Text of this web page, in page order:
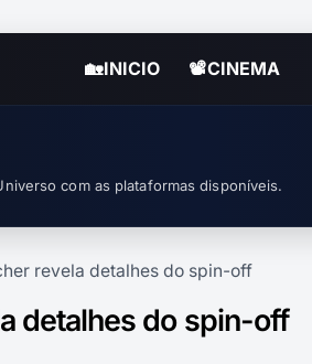
🏡INICIO 📽CINEMA
com as plataformas disponíveis.
revela detalhes do spin-off
detalhes do spin-off